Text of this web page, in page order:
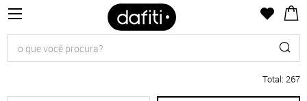
Total: 267